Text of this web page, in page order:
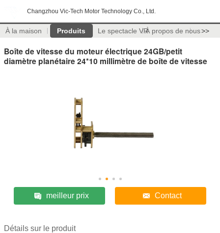
Changzhou Vic-Tech Motor Technology Co., Ltd.
À la maison Produits Le spectacle VRÀ propos de nous>>
Boîte de vitesse du moteur électrique 24GB/petit
diamètre planétaire 24*10 millimètre de boîte de vitesse
meilleur prix Contact
Détails sur le produit